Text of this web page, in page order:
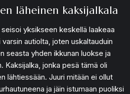
läheinen kaksijalkala
yksikseen keskellä laakeaa
autiolta, joten uskaltauduin
seasta yhden ikkunan luokse ja
Kaksijalka, jonka pesä tämä oli
lähtiessään. Juuri mitään ei ollut
ja jäin istumaan puoliksi